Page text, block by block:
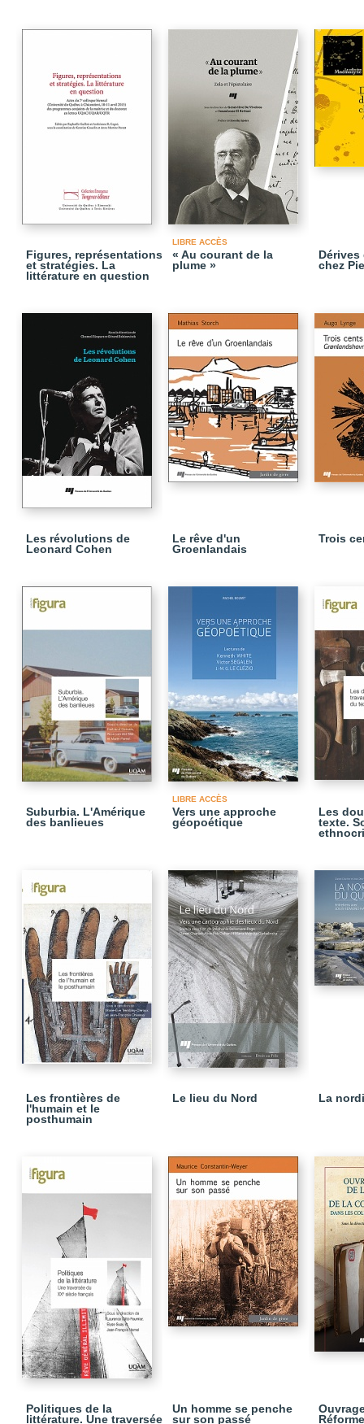
Figures, représentations
et stratégies. La
littérature en question
LIBRE ACCÈS
« Au courant de la
plume »
chez
Les révolutions de
Leonard Cohen
Le rêve d'un
Groenlandais
Trois
Suburbia. L'Amérique
des banlieues
LIBRE ACCÈS
Vers une approche
géopoétique
Les
texte.
Les frontières de
l'humain et le
posthumain
Le lieu du Nord La
Politiques de la
littérature. Une traversée
Un homme se penche
sur son passé